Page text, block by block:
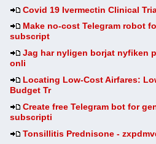
Covid 19 Ivermectin Clinical
Make no-cost Telegram robot
subscript
Jag har nyligen borjat nyfiken
onli
Locating Low-Cost Airfares:
Budget Tr
Create free Telegram bot for
subscripti
Tonsillitis Prednisone -